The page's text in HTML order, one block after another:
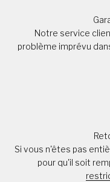
Notre service
problème imprévu
Si vous n'êtes pas
pour qu'il soit